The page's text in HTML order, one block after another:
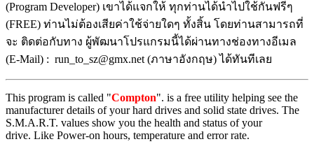
(Program Developer) เขาได้แจกให้ ทุกท่านได้นำไปใช้กันฟรีๆ
(FREE) ท่านไม่ต้องเสียค่าใช้จ่ายใดๆ ทั้งสิ้น โดยท่านสามารถที่
จะ ติดต่อกับทาง ผู้พัฒนาโปรแกรมนี้ได้ผ่านทางช่องทางอีเมล
(E-Mail) : run_to_sz@gmx.net (ภาษาอังกฤษ) ได้ทันทีเลย
This program is called "Compton". is a free utility helping see the
manufacturer details of your hard drives and solid state drives. The
S.M.A.R.T. values show you the health and status of your
drive. Like Power-on hours, temperature and error rate.